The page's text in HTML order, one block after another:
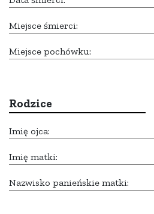
Miejsce śmierci:
Miejsce pochówku:
Rodzice
Imię ojca:
Imię matki:
Nazwisko panieńskie matki: